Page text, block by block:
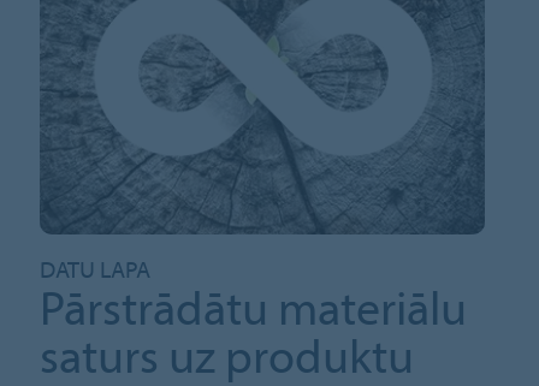
DATU LAPA
Pārstrādātu materiālu
saturs uz produktu